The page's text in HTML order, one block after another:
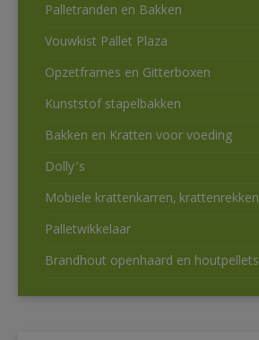
Palletranden en Bakken
Vouwkist Pallet Plaza
Opzetframes en Gitterboxen
Kunststof stapelbakken
Bakken en Kratten voor voeding
Dolly’s
Mobiele krattenkarren, krattenrekken
Palletwikkelaar
Brandhout openhaard en houtpellets